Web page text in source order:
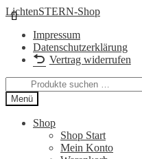
Zur
Navigation
springen
Zum
Inhalt
springen
LichtenSTERN-Shop
Impressum
Datenschutzerklärung
Vertrag widerrufen
Suchen
nach:
Menü
Shop
Shop Start
Mein Konto